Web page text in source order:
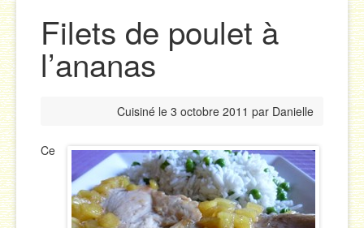
Accompagnements
Desserts
Plats
Salades
Sauces
Filets de poulet à
l’ananas
Cuisiné le 3 octobre 2011 par Danielle
Ce